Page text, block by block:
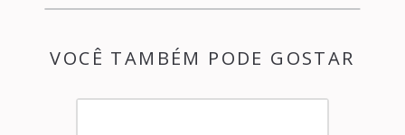
VOCÊ TAMBÉM PODE GOSTAR